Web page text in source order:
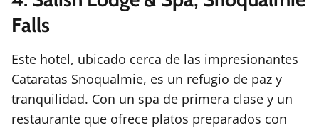
Falls
Este hotel, ubicado cerca de las impresionantes
Cataratas Snoqualmie, es un refugio de paz y
tranquilidad. Con un spa de primera clase y un
restaurante que ofrece platos preparados con